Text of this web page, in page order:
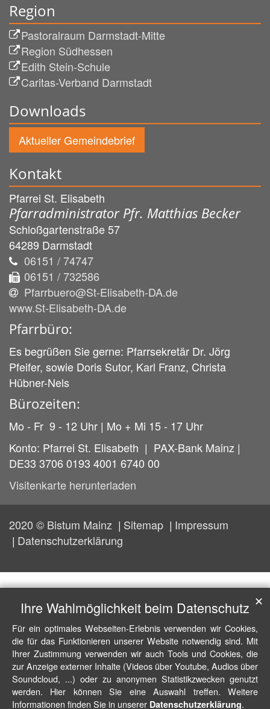
Region
Pastoralraum Darmstadt-Mitte
Region Südhessen
Edith Stein-Schule
Caritas-Verband Darmstadt
Downloads
Aktueller Gemeindebrief
Kontakt
Pfarrei St. Elisabeth
Pfarradministrator Pfr. Matthias Becker
Schloßgartenstraße 57
64289 Darmstadt
06151 / 74747
06151 / 732586
Pfarrbuero@St-Elisabeth-DA.de
www.St-Elisabeth-DA.de
Pfarrbüro:
Es begrüßen Sie gerne: Pfarrsekretär Dr. Jörg
Pfeifer, sowie Doris Sutor, Karl Franz, Christa
Hübner-Nels
Bürozeiten:
Mo - Fr 9 - 12 Uhr | Mo + Mi 15 - 17 Uhr
Konto: Pfarrei St. Elisabeth | PAX-Bank Mainz |
DE33 3706 0193 4001 6740 00
Visitenkarte herunterladen
2020 © Bistum Mainz Sitemap
Impressum
Datenschutzerklärung
Ihre Wahlmöglichkeit beim Datenschutz
Für ein optimales Webseiten-Erlebnis verwenden wir Cookies,
die für das Funktionieren unserer Website notwendig sind. Mit
Ihrer Zustimmung verwenden wir auch Tools und Cookies, die
zur Anzeige externer Inhalte (Videos über Youtube, Audios über
Soundcloud, ...) oder zu anonymen Statistikzwecken genutzt
werden. Hier können Sie eine Auswahl treffen. Weitere
Informationen finden Sie in unserer Datenschutzerklärung.
✕